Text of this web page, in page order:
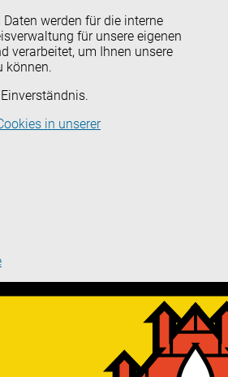
werden für die interne
für unsere eigenen
verarbeitet, um Ihnen unsere
können.
in unserer